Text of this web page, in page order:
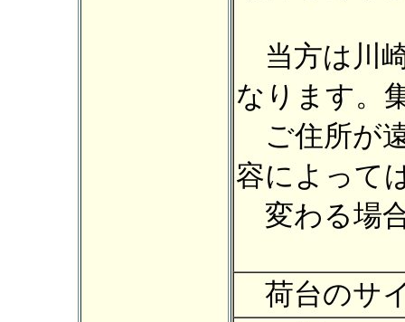
当方は川
なります。
ご住所が
容によって
変わる場
荷台のサ